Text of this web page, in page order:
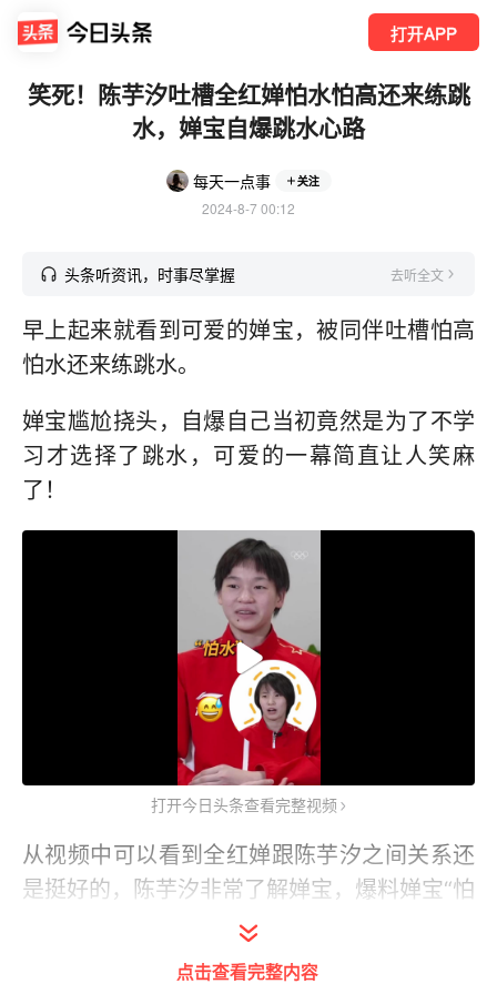
打开APP
笑死！陈芋汐吐槽全红婵怕水怕高还来练跳
水，婵宝自爆跳水心路
每天一点事 关注
2024-8-7 00:12
头条听资讯，时事尽掌握 去听全文
早上起来就看到可爱的婵宝，被同伴吐槽怕高
怕水还来练跳水。
婵宝尴尬挠头，自爆自己当初竟然是为了不学
习才选择了跳水，可爱的一幕简直让人笑麻
了！
打开今日头条查看完整视频
从视频中可以看到全红婵跟陈芋汐之间关系还
是挺好的，陈芋汐非常了解婵宝，爆料婵宝“怕
婵宝挠挠头说，“我也不知道为啥。”真是可爱
点击查看完整内容